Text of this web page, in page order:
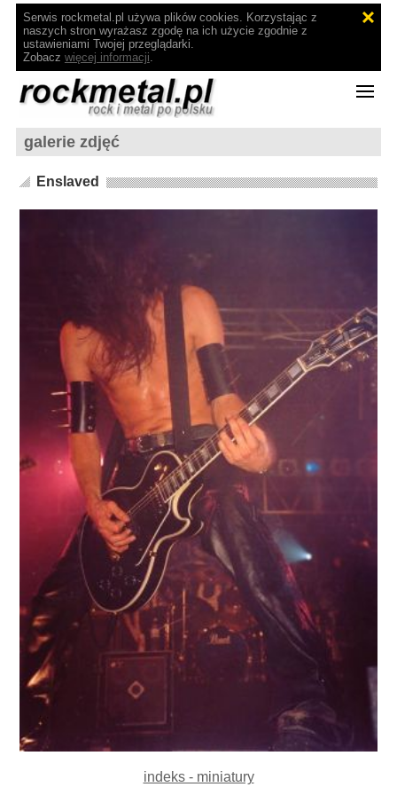
Serwis rockmetal.pl używa plików cookies. Korzystając z
naszych stron wyrażasz zgodę na ich użycie zgodnie z
ustawieniami Twojej przeglądarki.
Zobacz więcej informacji.
galerie zdjęć
Enslaved
indeks - miniatury